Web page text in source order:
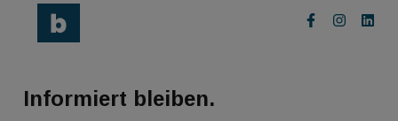
Informiert bleiben.